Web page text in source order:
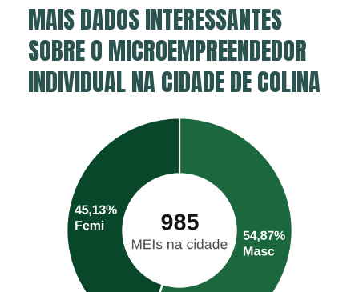
MAIS DADOS INTERESSANTES
SOBRE O MICROEMPREENDEDOR
INDIVIDUAL NA CIDADE DE COLINA